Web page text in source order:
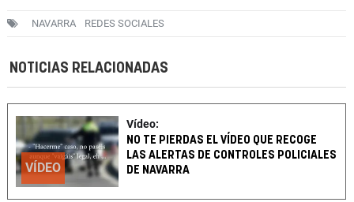
NAVARRA REDES SOCIALES
NOTICIAS RELACIONADAS
VÍDEO
Vídeo:
NO TE PIERDAS EL VÍDEO QUE RECOGE
LAS ALERTAS DE CONTROLES POLICIALES
DE NAVARRA